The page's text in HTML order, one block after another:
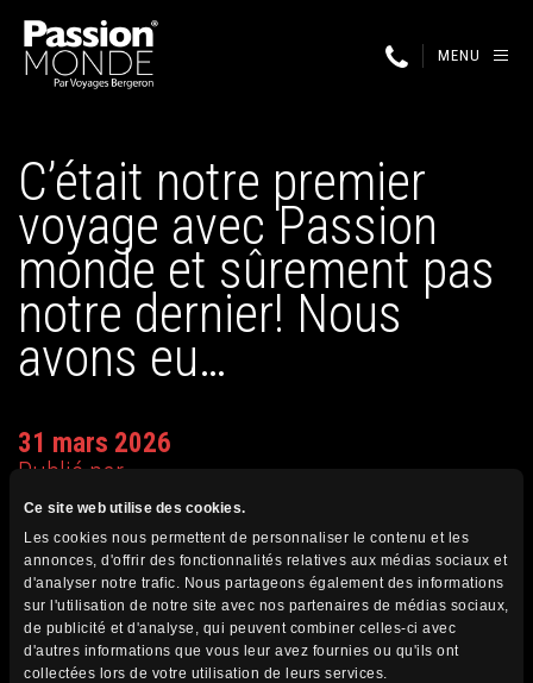
Ce site web utilise des cookies.
Les cookies nous permettent de personnaliser le contenu et les
annonces, d'offrir des fonctionnalités relatives aux médias sociaux et
d'analyser notre trafic. Nous partageons également des informations
sur l'utilisation de notre site avec nos partenaires de médias sociaux,
de publicité et d'analyse, qui peuvent combiner celles-ci avec
d'autres informations que vous leur avez fournies ou qu'ils ont
collectées lors de votre utilisation de leurs services.
MENU
C’était notre premier
voyage avec Passion
monde et sûrement pas
notre dernier! Nous
avons eu…
31 mars 2026
Publié par
C’était notre premier voyage avec Passion monde et
sûrement pas notre
dernier! Nous avons eu des paysages à couper le souffle,
des visites